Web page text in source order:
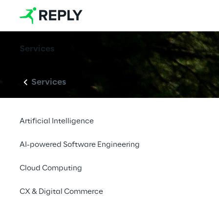
Services
Services
Artificial Intelligence
AI-powered Software Engineering
Cloud Computing
CX & Digital Commerce